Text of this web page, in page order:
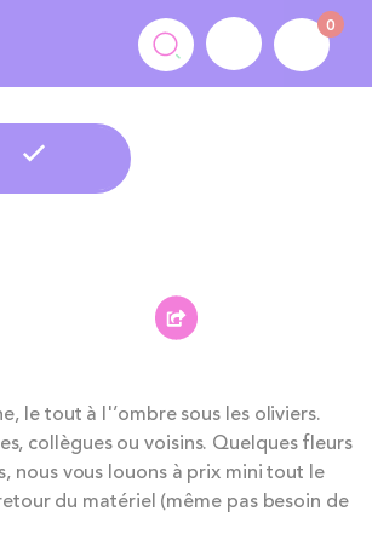
0
le tout à l'’ombre sous les oliviers.
collègues ou voisins. Quelques fleurs
nous vous louons à prix mini tout le
du matériel (même pas besoin de